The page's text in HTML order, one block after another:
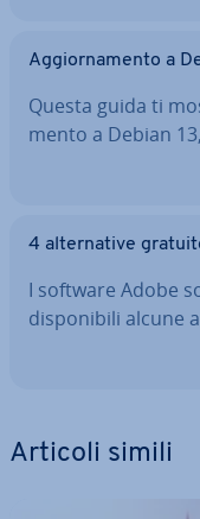
Ag­gior­na­men­to a
Questa guida ti
men­to a Debian
4 al­ter­na­ti­ve
I software Adobe
di­spo­ni­bi­li alcune
Articoli simili